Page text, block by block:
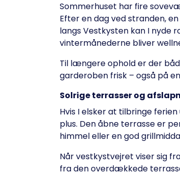
Sommerhuset har fire
Efter en dag ved stranden,
langs Vestkysten kan I nyde
vintermånederne bliver
Til længere ophold er der
garderoben frisk – også på
Solrige terrasser og
Hvis I elsker at tilbringe
plus. Den åbne terrasse er
himmel eller en god
Når vestkystvejret viser sig
fra den overdækkede